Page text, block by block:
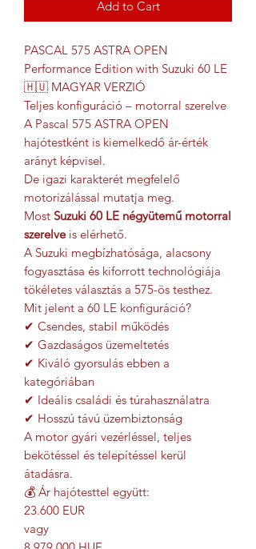
Add to Cart
PASCAL 575 ASTRA OPEN
Performance Edition with Suzuki 60 LE
🇭🇺 MAGYAR VERZIÓ
Teljes konfiguráció – motorral szerelve
A Pascal 575 ASTRA OPEN
hajótestként is kiemelkedő ár-érték
arányt képvisel.
De igazi karakterét megfelelő
motorizálással mutatja meg.
Most Suzuki 60 LE négyütemű motorral
szerelveis elérhető.
A Suzuki megbízhatósága, alacsony
fogyasztása és kiforrott technológiája
tökéletes választás a 575-ös testhez.
Mit jelent a 60 LE konfiguráció?
✔ Csendes, stabil működés
✔ Gazdaságos üzemeltetés
✔ Kiváló gyorsulás ebben a
kategóriában
✔ Ideális családi és túrahasználatra
✔ Hosszú távú üzembiztonság
A motor gyári vezérléssel, teljes
bekötéssel és telepítéssel kerül
átadásra.
💰 Ár hajótesttel együtt:
23.600 EUR
vagy